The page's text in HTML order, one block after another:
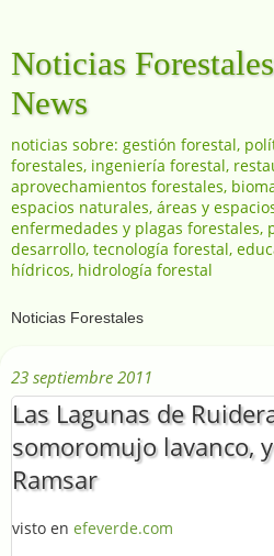
Noticias
News
noticias sobre: gestión forestal,
forestales, ingeniería forestal,
aprovechamientos forestales,
espacios naturales, áreas y
enfermedades y plagas forestales,
desarrollo, tecnología forestal,
hídricos, hidrología forestal
23 septiembre 2011
Las Lagunas de
somoromujo lavanco,
Ramsar
visto en efeverde.com